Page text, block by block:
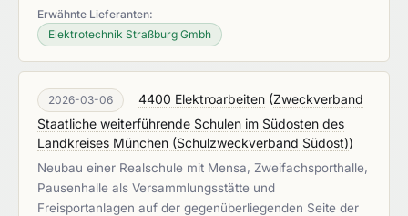
Erwähnte Lieferanten:
Elektrotechnik Straßburg Gmbh
2026-03-06 4400 Elektroarbeiten (Zweckverband
Staatliche weiterführende Schulen im Südosten des
Landkreises München (Schulzweckverband Südost))
Neubau einer Realschule mit Mensa, Zweifachsporthalle,
Pausenhalle als Versammlungsstätte und
Freisportanlagen auf der gegenüberliegenden Seite der